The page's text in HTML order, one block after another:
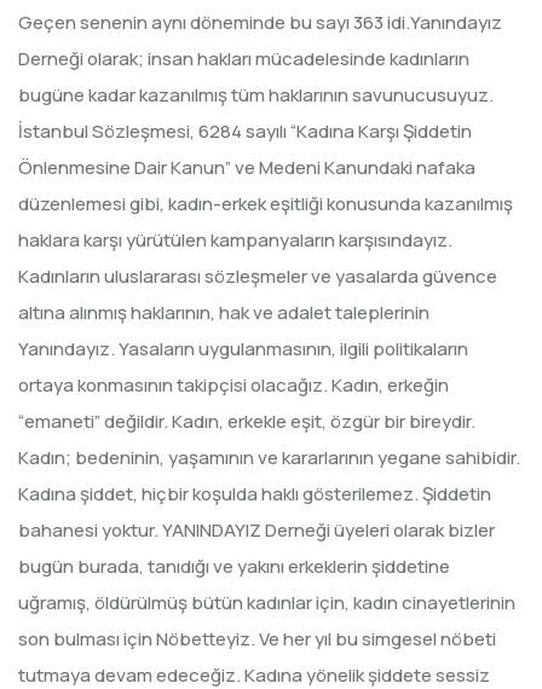
Geçen senenin aynı döneminde bu sayı 363 idi.Yanındayız
Derneği olarak; insan hakları mücadelesinde kadınların
bugüne kadar kazanılmış tüm haklarının savunucusuyuz.
İstanbul Sözleşmesi, 6284 sayılı “Kadına Karşı Şiddetin
Önlenmesine Dair Kanun” ve Medeni Kanundaki nafaka
düzenlemesi gibi, kadın-erkek eşitliği konusunda kazanılmış
haklara karşı yürütülen kampanyaların karşısındayız.
Kadınların uluslararası sözleşmeler ve yasalarda güvence
altına alınmış haklarının, hak ve adalet taleplerinin
Yanındayız. Yasaların uygulanmasının, ilgili politikaların
ortaya konmasının takipçisi olacağız. Kadın, erkeğin
“emaneti” değildir. Kadın, erkekle eşit, özgür bir bireydir.
Kadın; bedeninin, yaşamının ve kararlarının yegane sahibidir.
Kadına şiddet, hiçbir koşulda haklı gösterilemez. Şiddetin
bahanesi yoktur. YANINDAYIZ Derneği üyeleri olarak bizler
bugün burada, tanıdığı ve yakını erkeklerin şiddetine
uğramış, öldürülmüş bütün kadınlar için, kadın cinayetlerinin
son bulması için Nöbetteyiz. Ve her yıl bu simgesel nöbeti
tutmaya devam edeceğiz. Kadına yönelik şiddete sessiz